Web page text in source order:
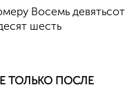
Восемь девятьсот
шесть
ТОЛЬКО ПОСЛЕ